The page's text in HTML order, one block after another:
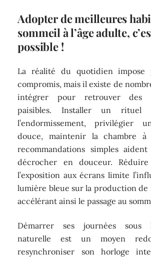
Adopter de meilleures
sommeil à l’âge adulte,
possible !
La réalité du quotidien impose
compromis, mais il existe de
intégrer pour retrouver des
paisibles. Installer un rituel
l’endormissement, privilégier
douce, maintenir la chambre à
recommandations simples
décrocher en douceur. Réduire
l’exposition aux écrans limite
lumière bleue sur la production de
accélérant ainsi le passage au
Démarrer ses journées sous
naturelle est un moyen
resynchroniser son horloge